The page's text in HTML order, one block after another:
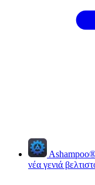
Ashampoo
νέα γενιά